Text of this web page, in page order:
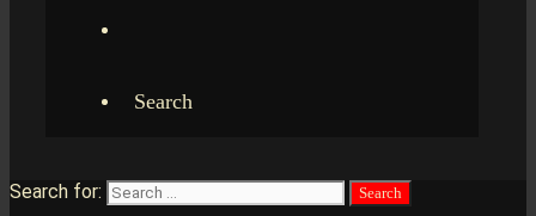
Search
Search for: